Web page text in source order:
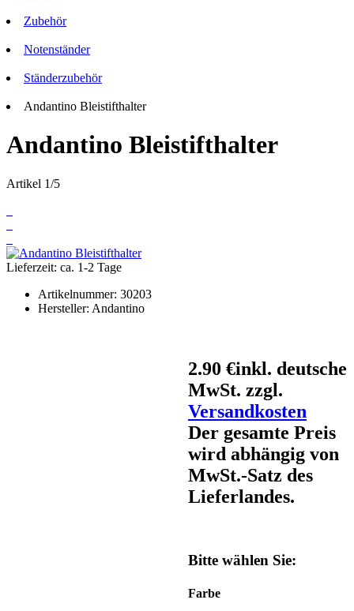
Zubehör
Notenständer
Ständerzubehör
Andantino Bleistifthalter
Andantino Bleistifthalter
Artikel 1/5
Lieferzeit: ca. 1-2 Tage
Artikelnummer: 30203
Hersteller: Andantino
2.90 €inkl. deutsche
MwSt. zzgl.
Versandkosten
Der gesamte Preis
wird abhängig von
MwSt.-Satz des
Lieferlandes.
Bitte wählen Sie:
Farbe